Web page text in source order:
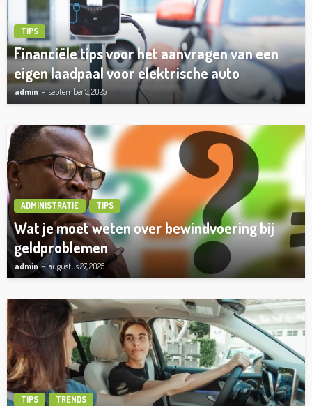
TIPS
Financiële tips voor het aanvragen van een
eigen laadpaal voor elektrische auto
admin september 5, 2025
ADMINISTRATIE TIPS
Wat je moet weten over bewindvoering bij
geldproblemen
admin augustus 27, 2025
TIPS TRENDS